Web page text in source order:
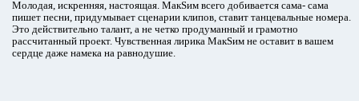
Молодая, искренняя, настоящая. МакSим всего добивается сама- сама
пишет песни, придумывает сценарии клипов, ставит танцевальные номера.
Это действительно талант, а не четко продуманный и грамотно
рассчитанный проект. Чувственная лирика МакSим не оставит в вашем
сердце даже намека на равнодушие.